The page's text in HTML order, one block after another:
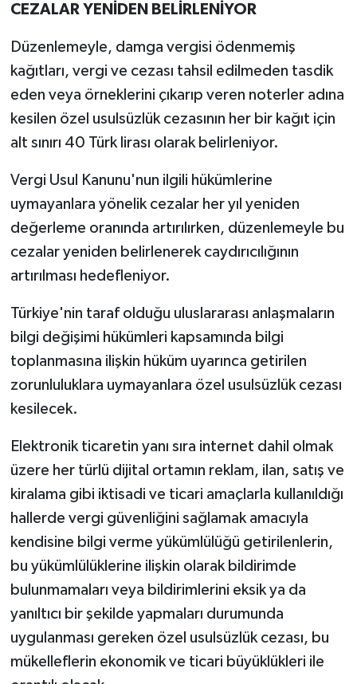
CEZALAR YENİDEN BELİRLENİYOR
Düzenlemeyle, damga vergisi ödenmemiş
kağıtları, vergi ve cezası tahsil edilmeden tasdik
eden veya örneklerini çıkarıp veren noterler adına
kesilen özel usulsüzlük cezasının her bir kağıt için
alt sınırı 40 Türk lirası olarak belirleniyor.
Vergi Usul Kanunu'nun ilgili hükümlerine
uymayanlara yönelik cezalar her yıl yeniden
değerleme oranında artırılırken, düzenlemeyle bu
cezalar yeniden belirlenerek caydırıcılığının
artırılması hedefleniyor.
Türkiye'nin taraf olduğu uluslararası anlaşmaların
bilgi değişimi hükümleri kapsamında bilgi
toplanmasına ilişkin hüküm uyarınca getirilen
zorunluluklara uymayanlara özel usulsüzlük cezası
kesilecek.
Elektronik ticaretin yanı sıra internet dahil olmak
üzere her türlü dijital ortamın reklam, ilan, satış ve
kiralama gibi iktisadi ve ticari amaçlarla kullanıldığı
hallerde vergi güvenliğini sağlamak amacıyla
kendisine bilgi verme yükümlülüğü getirilenlerin,
bu yükümlülüklerine ilişkin olarak bildirimde
bulunmamaları veya bildirimlerini eksik ya da
yanıltıcı bir şekilde yapmaları durumunda
uygulanması gereken özel usulsüzlük cezası, bu
mükelleflerin ekonomik ve ticari büyüklükleri ile